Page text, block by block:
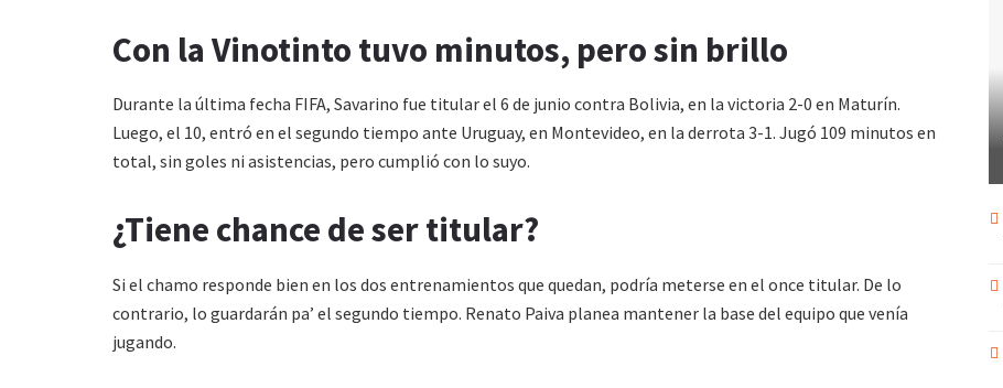
Con la Vinotinto tuvo minutos, pero sin brillo
Durante la última fecha FIFA, Savarino fue titular el 6 de junio contra Bolivia, en la victoria 2-0 en Maturín.
Luego, el 10, entró en el segundo tiempo ante Uruguay, en Montevideo, en la derrota 3-1. Jugó 109 minutos en
total, sin goles ni asistencias, pero cumplió con lo suyo.
¿Tiene chance de ser titular?
Si el chamo responde bien en los dos entrenamientos que quedan, podría meterse en el once titular. De lo
contrario, lo guardarán pa’ el segundo tiempo. Renato Paiva planea mantener la base del equipo que venía
jugando.